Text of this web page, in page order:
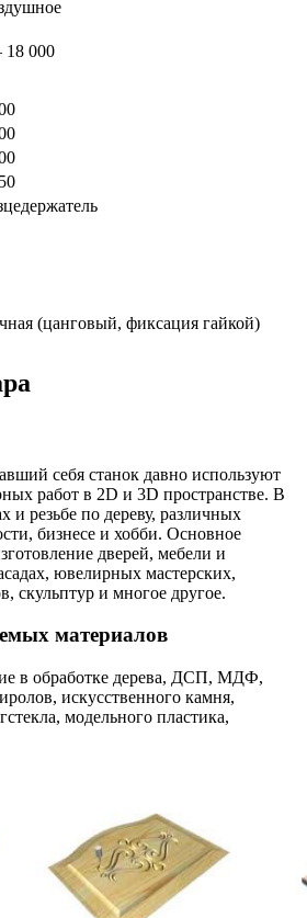
18 000
(цанговый, фиксация гайкой)
себя станок давно используют
работ в 2D и 3D пространстве. В
и резьбе по дереву, различных
бизнесе и хобби. Основное
дверей, мебели и
ювелирных мастерских,
скульптур и многое другое.
материалов
в обработке дерева, ДСП, МДФ,
искусственного камня,
модельного пластика,